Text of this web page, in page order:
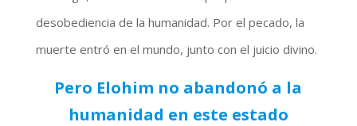
desobediencia de la humanidad. Por el pecado, la
muerte entró en el mundo, junto con el juicio divino.
Pero Elohim no abandonó a la
humanidad en este estado